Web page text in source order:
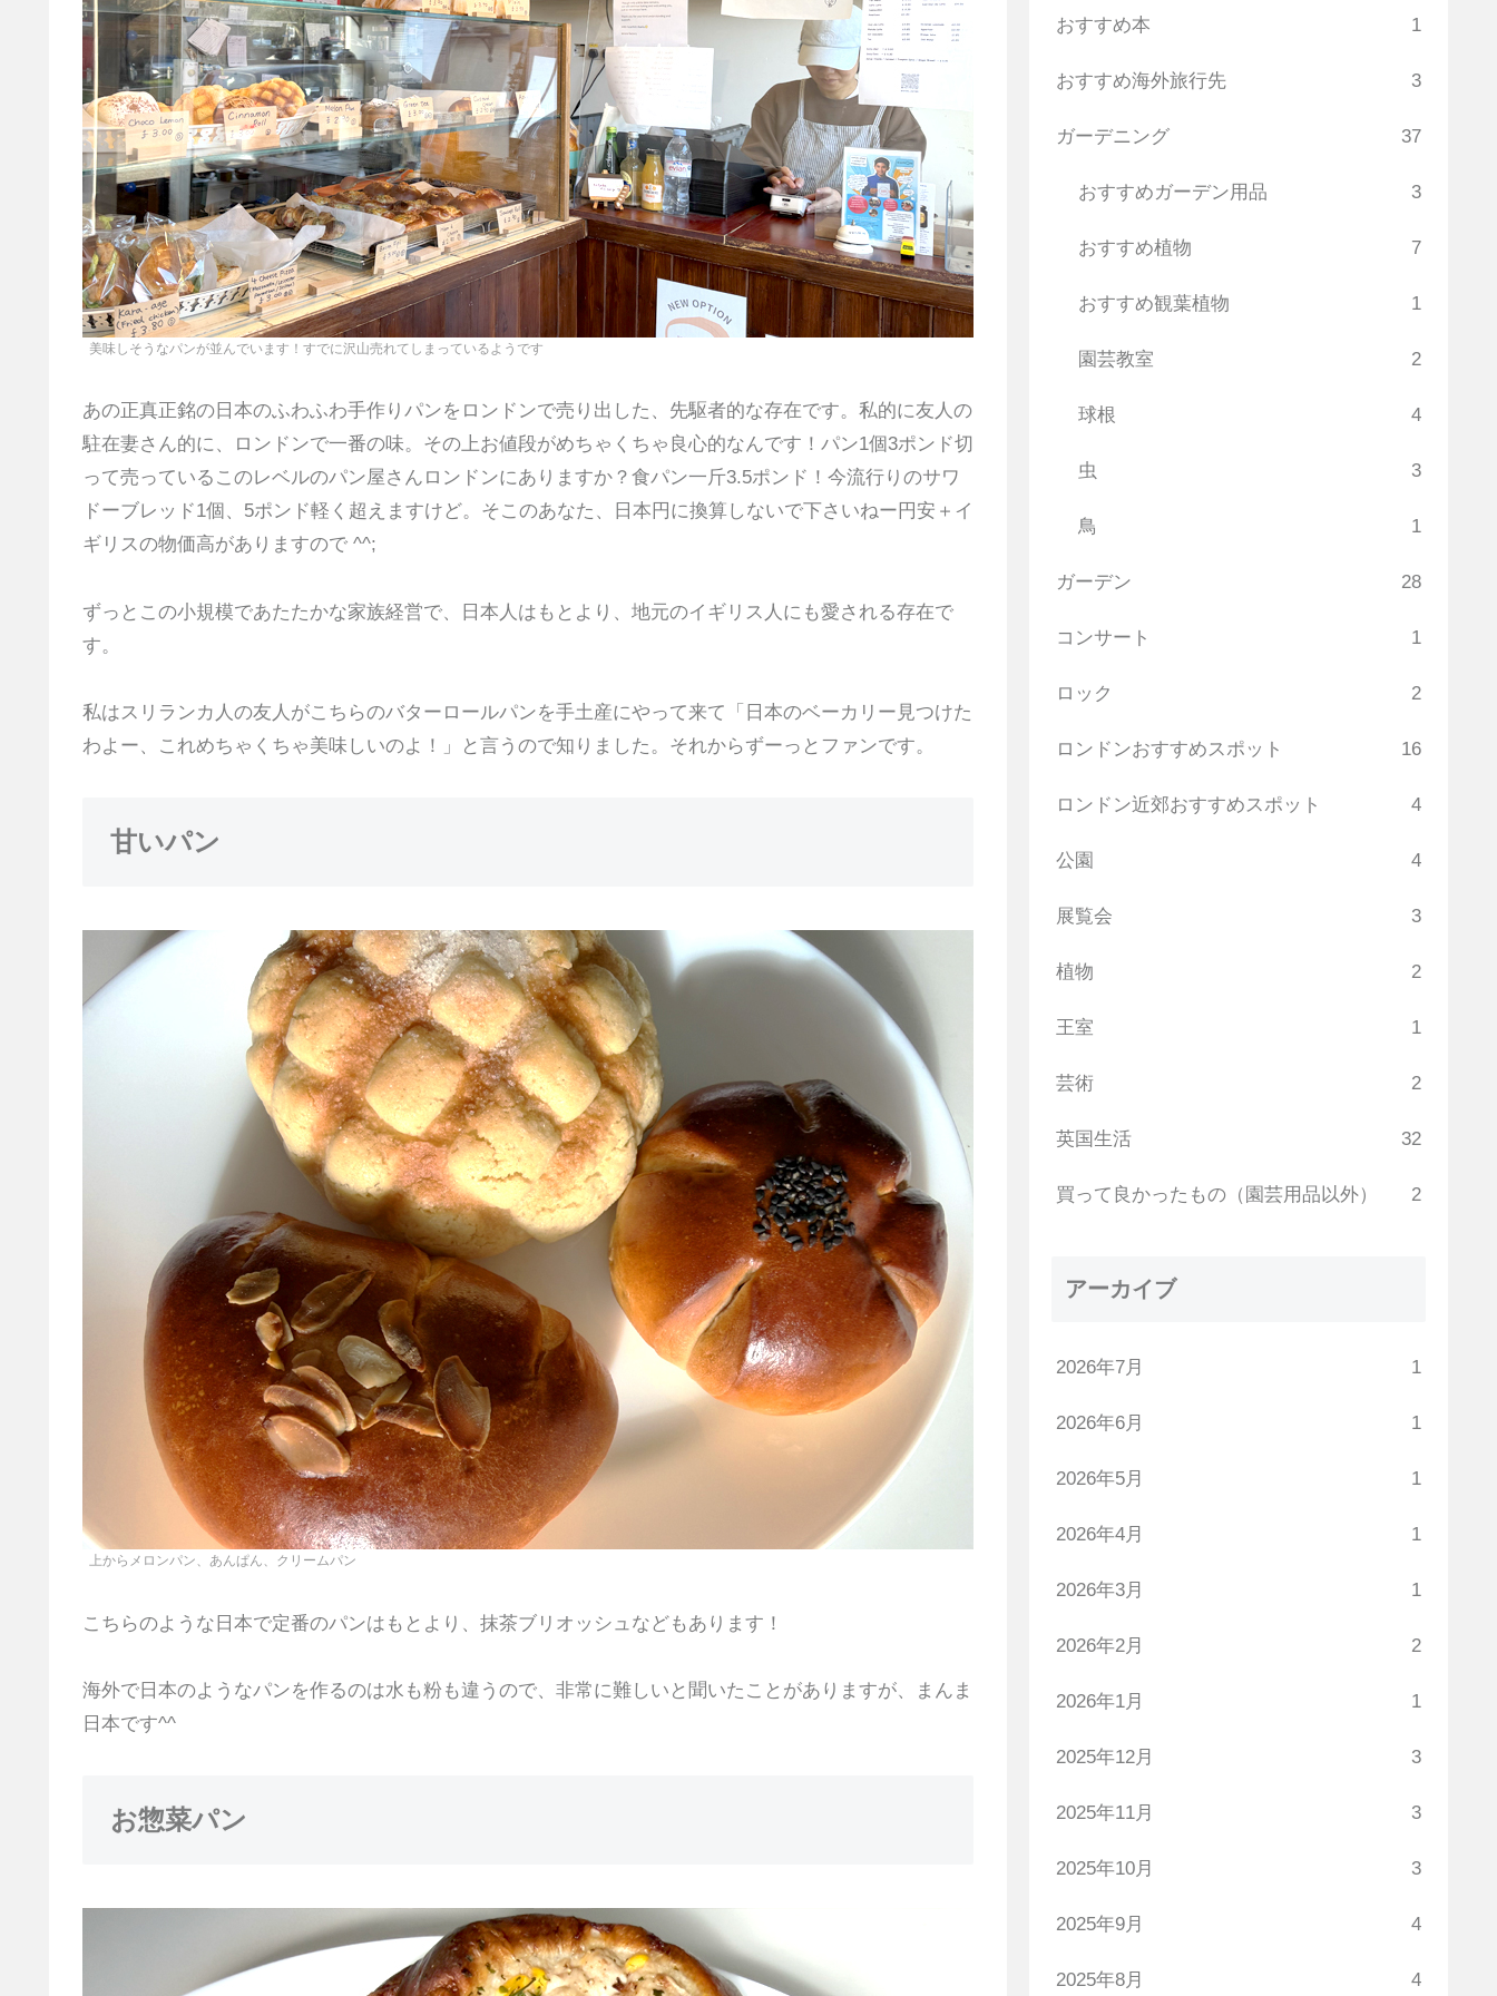
美味しそうなパンが並んでいます！すでに沢山売れてしまっているようです
あの正真正銘の日本のふわふわ手作りパンをロンドンで売り出した、先駆者的な存在です。私的に友人の
駐在妻さん的に、ロンドンで一番の味。その上お値段がめちゃくちゃ良心的なんです！パン1個3ポンド切
って売っているこのレベルのパン屋さんロンドンにありますか？食パン一斤3.5ポンド！今流行りのサワ
ドーブレッド1個、5ポンド軽く超えますけど。そこのあなた、日本円に換算しないで下さいねー円安＋イ
ギリスの物価高がありますので ^^;
ずっとこの小規模であたたかな家族経営で、日本人はもとより、地元のイギリス人にも愛される存在で
す。
私はスリランカ人の友人がこちらのバターロールパンを手土産にやって来て「日本のベーカリー見つけた
わよー、これめちゃくちゃ美味しいのよ！」と言うので知りました。それからずーっとファンです。
甘いパン
上からメロンパン、あんぱん、クリームパン
こちらのような日本で定番のパンはもとより、抹茶ブリオッシュなどもあります！
海外で日本のようなパンを作るのは水も粉も違うので、非常に難しいと聞いたことがありますが、まんま
日本です^^
お惣菜パン
おすすめ本 1
おすすめ海外旅行先 3
ガーデニング 37
おすすめガーデン用品 3
おすすめ植物 7
おすすめ観葉植物 1
園芸教室 2
球根 4
虫 3
鳥 1
ガーデン 28
コンサート 1
ロック 2
ロンドンおすすめスポット 16
ロンドン近郊おすすめスポット 4
公園 4
展覧会 3
植物 2
王室 1
芸術 2
英国生活 32
買って良かったもの（園芸用品以外） 2
アーカイブ
2026年7月 1
2026年6月 1
2026年5月 1
2026年4月 1
2026年3月 1
2026年2月 2
2026年1月 1
2025年12月 3
2025年11月 3
2025年10月 3
2025年9月 4
2025年8月 4